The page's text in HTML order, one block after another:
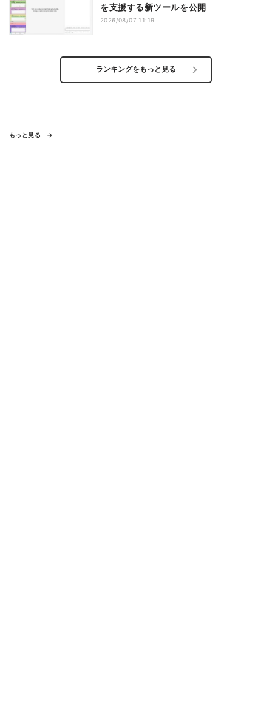
を支援する新ツールを公開
2026/08/07 11:19
ランキングをもっと見る
もっと見る